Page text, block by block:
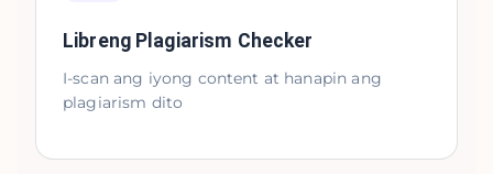
Libreng Plagiarism Checker
I-scan ang iyong content at hanapin ang
plagiarism dito